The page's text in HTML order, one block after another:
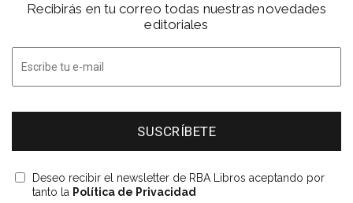
Recibirás en tu correo todas nuestras novedades
editoriales
Deseo recibir el newsletter de RBA Libros aceptando por
tanto la Política de Privacidad